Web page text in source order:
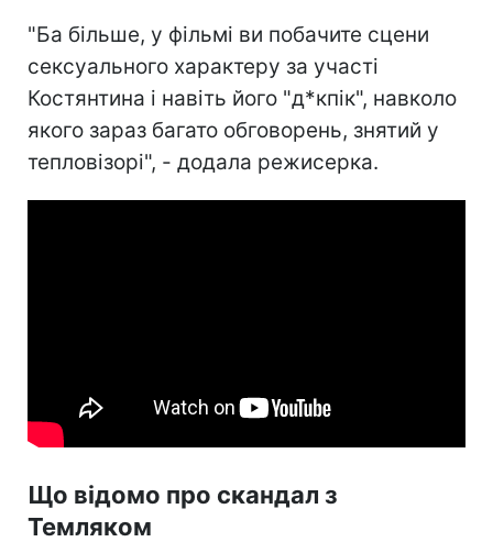
"Ба більше, у фільмі ви побачите сцени
сексуального характеру за участі
Костянтина і навіть його "д*кпік", навколо
якого зараз багато обговорень, знятий у
тепловізорі", - додала режисерка.
Що відомо про скандал з
Темляком